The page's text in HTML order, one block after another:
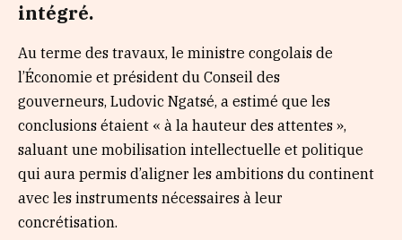
intégré.
Au terme des travaux, le ministre congolais de
l’Économie et président du Conseil des
gouverneurs, Ludovic Ngatsé, a estimé que les
conclusions étaient « à la hauteur des attentes »,
saluant une mobilisation intellectuelle et politique
qui aura permis d’aligner les ambitions du continent
avec les instruments nécessaires à leur
concrétisation.